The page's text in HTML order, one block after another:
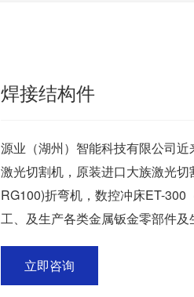
焊接结构件
源业（湖州）智能科技有限公司
激光切割机，原装进口大族激光
RG100)折弯机，数控冲床ET-300
工、及生产各类金属钣金零部件及
立即咨询